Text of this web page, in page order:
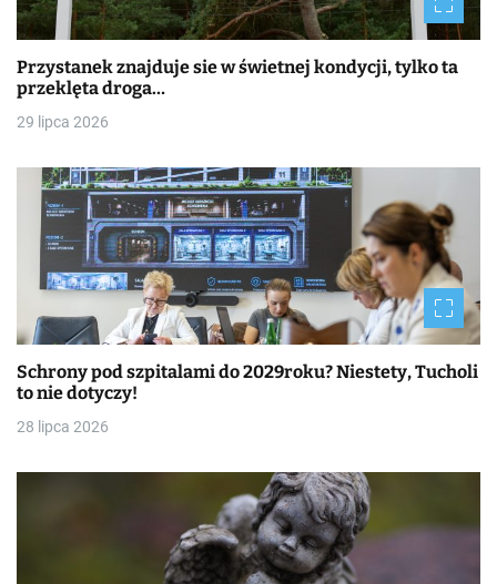
Przystanek znajduje sie w świetnej kondycji, tylko ta
przeklęta droga…
29 lipca 2026
Schrony pod szpitalami do 2029roku? Niestety, Tucholi
to nie dotyczy!
28 lipca 2026